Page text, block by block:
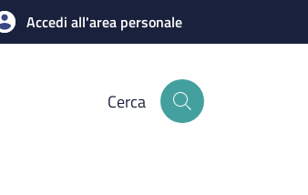
Accedi all'area personale
Cerca